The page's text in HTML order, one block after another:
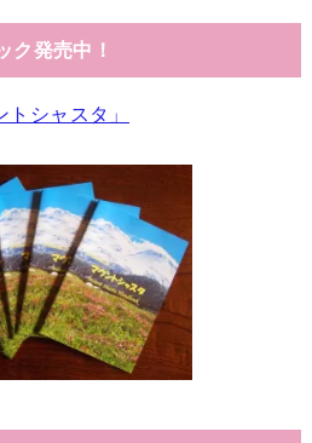
ク発売中！
シャスタ」